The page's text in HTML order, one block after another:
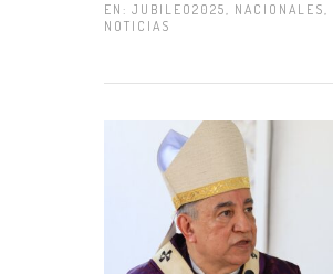
EN: JUBILEO2025, NACIONALES,
NOTICIAS